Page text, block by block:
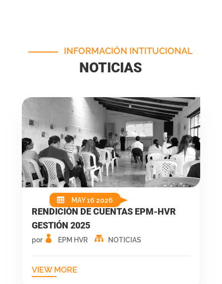
INFORMACIÓN INTITUCIONAL
NOTICIAS
RENDICIÓN DE CUENTAS EPM-HVR
GESTIÓN 2025
por EPM HVR
MAY 16 2026
NOTICIAS
VIEW MORE